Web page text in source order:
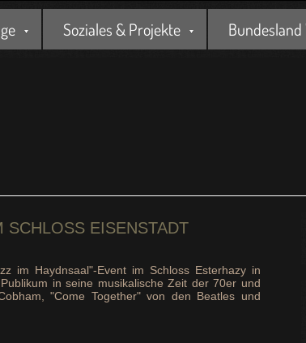
Soziales & Projekte Bundesland
SCHLOSS EISENSTADT
im Haydnsaal"-Event im Schloss Esterhazy in
in seine musikalische Zeit der 70er und
"Come Together" von den Beatles und